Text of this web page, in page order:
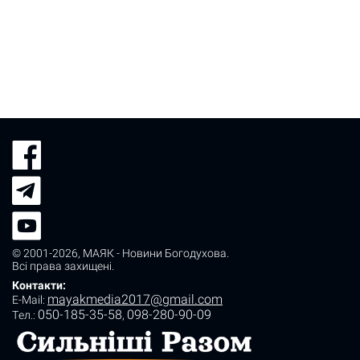
© 2001-2026, МАЯК - Новини Богодухова
Всі права захищені.
Контакти:
E-Mail: mayakmedia2017@gmail.com
Tел.: 050-185-35-58, 098-280-90-09